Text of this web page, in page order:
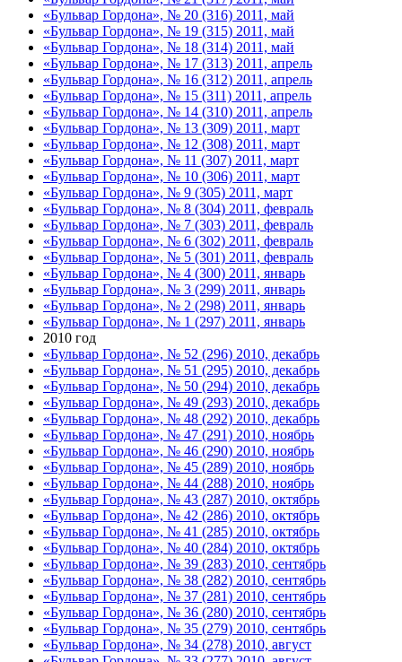
«Бульвар Гордона», № 20 (316) 2011, май
«Бульвар Гордона», № 19 (315) 2011, май
«Бульвар Гордона», № 18 (314) 2011, май
«Бульвар Гордона», № 17 (313) 2011, апрель
«Бульвар Гордона», № 16 (312) 2011, апрель
«Бульвар Гордона», № 15 (311) 2011, апрель
«Бульвар Гордона», № 14 (310) 2011, апрель
«Бульвар Гордона», № 13 (309) 2011, март
«Бульвар Гордона», № 12 (308) 2011, март
«Бульвар Гордона», № 11 (307) 2011, март
«Бульвар Гордона», № 10 (306) 2011, март
«Бульвар Гордона», № 9 (305) 2011, март
«Бульвар Гордона», № 8 (304) 2011, февраль
«Бульвар Гордона», № 7 (303) 2011, февраль
«Бульвар Гордона», № 6 (302) 2011, февраль
«Бульвар Гордона», № 5 (301) 2011, февраль
«Бульвар Гордона», № 4 (300) 2011, январь
«Бульвар Гордона», № 3 (299) 2011, январь
«Бульвар Гордона», № 2 (298) 2011, январь
«Бульвар Гордона», № 1 (297) 2011, январь
2010 год
«Бульвар Гордона», № 52 (296) 2010, декабрь
«Бульвар Гордона», № 51 (295) 2010, декабрь
«Бульвар Гордона», № 50 (294) 2010, декабрь
«Бульвар Гордона», № 49 (293) 2010, декабрь
«Бульвар Гордона», № 48 (292) 2010, декабрь
«Бульвар Гордона», № 47 (291) 2010, ноябрь
«Бульвар Гордона», № 46 (290) 2010, ноябрь
«Бульвар Гордона», № 45 (289) 2010, ноябрь
«Бульвар Гордона», № 44 (288) 2010, ноябрь
«Бульвар Гордона», № 43 (287) 2010, октябрь
«Бульвар Гордона», № 42 (286) 2010, октябрь
«Бульвар Гордона», № 41 (285) 2010, октябрь
«Бульвар Гордона», № 40 (284) 2010, октябрь
«Бульвар Гордона», № 39 (283) 2010, сентябрь
«Бульвар Гордона», № 38 (282) 2010, сентябрь
«Бульвар Гордона», № 37 (281) 2010, сентябрь
«Бульвар Гордона», № 36 (280) 2010, сентябрь
«Бульвар Гордона», № 35 (279) 2010, сентябрь
«Бульвар Гордона», № 34 (278) 2010, август